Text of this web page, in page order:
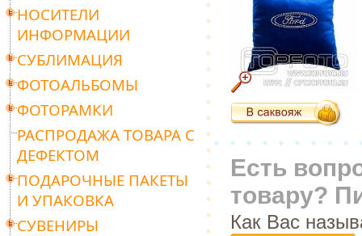
НОСИТЕЛИ
ИНФОРМАЦИИ
СУБЛИМАЦИЯ
ФОТОАЛЬБОМЫ
ФОТОРАМКИ
РАСПРОДАЖА ТОВАРА С
ДЕФЕКТОМ
ПОДАРОЧНЫЕ ПАКЕТЫ
И УПАКОВКА
СУВЕНИРЫ
Есть
товару?
Как Вас